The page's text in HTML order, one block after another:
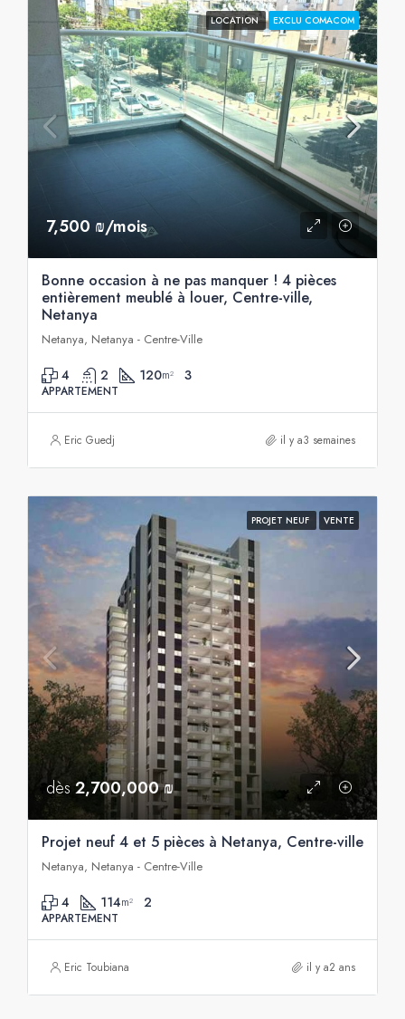
LOCATION EXCLU COMACOM
7,500 ₪/mois
Bonne occasion à ne pas manquer ! 4 pièces
entièrement meublé à louer, Centre-ville,
Netanya
Netanya, Netanya - Centre-Ville
4 2 120m² 3
APPARTEMENT
Eric Guedj il y a3 semaines
PROJET NEUF VENTE
dès2,700,000 ₪
Projet neuf 4 et 5 pièces à Netanya, Centre-ville
Netanya, Netanya - Centre-Ville
4 114m² 2
APPARTEMENT
Eric Toubiana il y a2 ans